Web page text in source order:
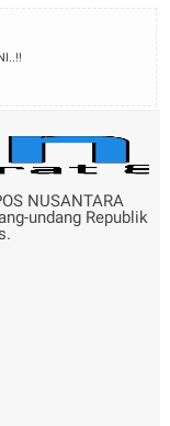
NUSANTARA
undang Republik